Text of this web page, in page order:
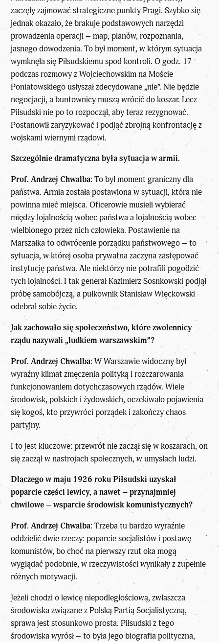
zaczęły zajmować strategiczne punkty Pragi. Szybko się
jednak okazało, że brakuje podstawowych narzędzi
prowadzenia operacji – map, planów, rozpoznania,
jasnego dowodzenia. To był moment, w którym sytuacja
wymknęła się Piłsudskiemu spod kontroli. O godz. 17
podczas rozmowy z Wojciechowskim na Moście
Poniatowskiego usłyszał zdecydowane „nie”. Nie będzie
negocjacji, a buntownicy muszą wrócić do koszar. Lecz
Piłsudski nie po to rozpoczął, aby teraz rezygnować.
Postanowił zaryzykować i podjąć zbrojną konfrontację z
wojskami wiernymi rządowi.
Szczególnie dramatyczna była sytuacja w armii.
Prof. Andrzej Chwalba: To był moment graniczny dla
państwa. Armia została postawiona w sytuacji, która nie
powinna mieć miejsca. Oficerowie musieli wybierać
między lojalnością wobec państwa a lojalnością wobec
wielbionego przez nich człowieka. Postawienie na
Marszałka to odwrócenie porządku państwowego – to
sytuacja, w której osoba prywatna zaczyna zastępować
instytucję państwa. Ale niektórzy nie potrafili pogodzić
tych lojalności. I tak generał Kazimierz Sosnkowski podjął
próbę samobójczą, a pułkownik Stanisław Więckowski
odebrał sobie życie.
Jak zachowało się społeczeństwo, które zwolennicy
rządu nazywali „ludkiem warszawskim”?
Prof. Andrzej Chwalba: W Warszawie widoczny był
wyraźny klimat zmęczenia polityką i rozczarowania
funkcjonowaniem dotychczasowych rządów. Wiele
środowisk, polskich i żydowskich, oczekiwało pojawienia
się kogoś, kto przywróci porządek i zakończy chaos
partyjny.
I to jest kluczowe: przewrót nie zaczął się w koszarach, on
się zaczął w nastrojach społecznych, w umysłach ludzi.
Dlaczego w maju 1926 roku Piłsudski uzyskał
poparcie części lewicy, a nawet – przynajmniej
chwilowe – wsparcie środowisk komunistycznych?
Prof. Andrzej Chwalba: Trzeba tu bardzo wyraźnie
oddzielić dwie rzeczy: poparcie socjalistów i postawę
komunistów, bo choć na pierwszy rzut oka mogą
wyglądać podobnie, w rzeczywistości wynikały z zupełnie
różnych motywacji.
Jeżeli chodzi o lewicę niepodległościową, zwłaszcza
środowiska związane z Polską Partią Socjalistyczną,
sprawa jest stosunkowo prosta. Piłsudski z tego
środowiska wyrósł – to była jego biografia polityczna,